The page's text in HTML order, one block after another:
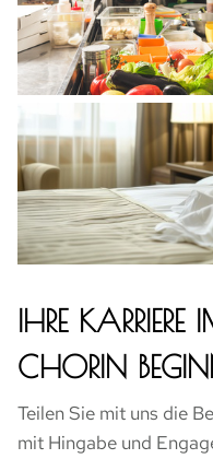
IHRE
CHORIN
Teilen Sie mit uns die
mit Hingabe und